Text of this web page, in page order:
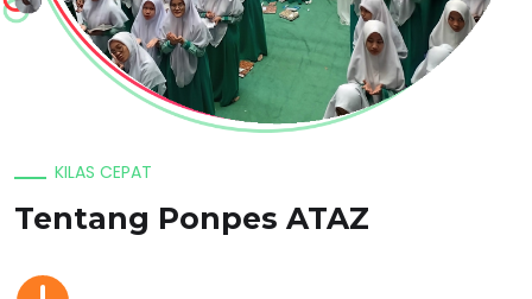
KILAS CEPAT
Tentang Ponpes ATAZ